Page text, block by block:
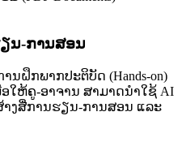
ນ-ການສອນ
ຝຶກພາກປະຕິບັດ (Hands-on)
ໃຫ້ຄູ-ອາຈານ ສາມາດນໍາໃຊ້ AI
າງສື່ການຮຽນ-ການສອນ ແລະ